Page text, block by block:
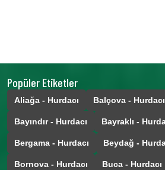
Popüler Etiketler
Aliağa - Hurdacı Balçova - Hurdacı
Bayındır - Hurdacı Bayraklı -
Bergama - Hurdacı Beydağ -
Bornova - Hurdacı Buca - Hurdacı